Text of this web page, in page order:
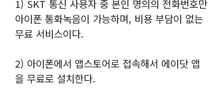
1) SKT 통신 사용자 중 본인 명의의 전화번호만
아이폰 통화녹음이 가능하며, 비용 부담이 없는
무료 서비스이다.
2) 아이폰에서 앱스토어로 접속해서 에이닷 앱
을 무료로 설치한다.